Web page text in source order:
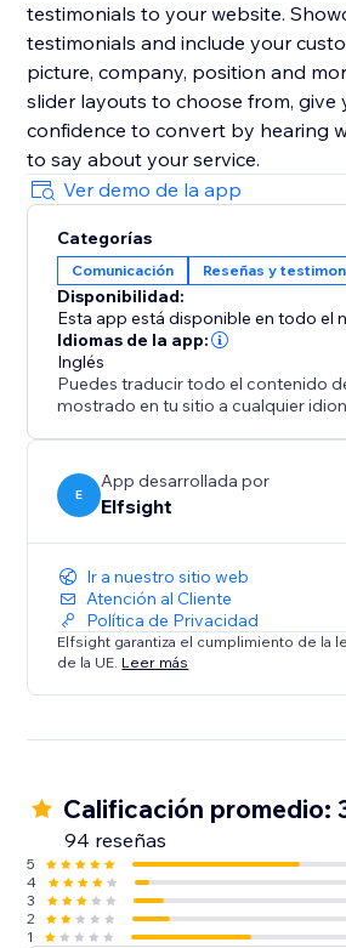
testimonials to your website.
testimonials and include your
picture, company, position and
slider layouts to choose from, give
confidence to convert by hearing
to say about your service.
Ver demo de la app
Categorías
Comunicación Reseñas y
Disponibilidad:
Esta app está disponible en todo el
Idiomas de la app:
Inglés
Puedes traducir todo el contenido
mostrado en tu sitio a cualquier
E
App desarrollada por
Elfsight
Ir a nuestro sitio web
Atención al Cliente
Política de Privacidad
Elfsight garantiza el cumplimiento de la
de la UE. Leer más
Calificación promedio:
94 reseñas
5
4
3
2
1